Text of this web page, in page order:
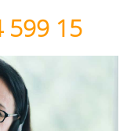
599 15